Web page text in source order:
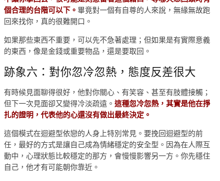
個合理的台階可以下。 畢竟對一個有自尊的人來說，無緣無故跑
回來找你，真的很難開口。
如果那些東西不重要，可以先不急著處理；但如果是有實際意義
的東西，像是金錢或重要物品，還是要取回。
跡象六：對你忽冷忽熱，態度反差很大
有時候見面聊得很好，他對你關心、有笑容、甚至有肢體接觸；
但下一次見面卻又變得冷淡疏遠。 這種忽冷忽熱，其實是他在掙
扎的證明，代表他的心還沒有做出最終決定。
這個模式在迴避型依戀的人身上特別常見。要挽回迴避型的前
任，最好的方式是讓自己成為情緒穩定的安全型。因為在人際互
動中，心理狀態比較穩定的那方，會慢慢影響另一方。你先穩住
自己，他才有可能朝你靠近。